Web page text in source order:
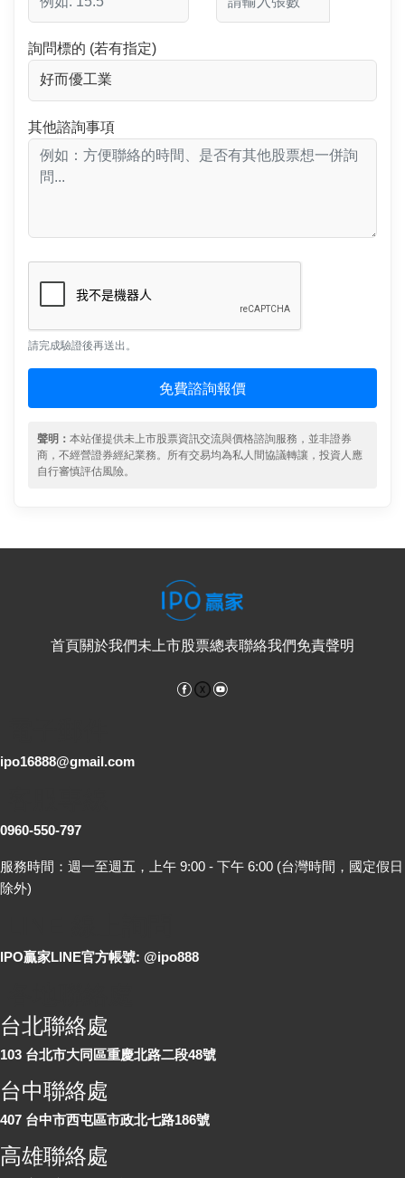
詢問標的 (若有指定)
其他諮詢事項
請完成驗證後再送出。
免費諮詢報價
聲明： 本站僅提供未上市股票資訊交流與價格諮詢服務，並非證券
商，不經營證券經紀業務。所有交易均為私人間協議轉讓，投資人應
自行審慎評估風險。
首頁關於我們未上市股票總表聯絡我們免責聲明
Facebook
ipo16888@gmail.com
0960-550-797
服務時間：週一至週五，上午 9:00 - 下午 6:00 (台灣時間，國定假日
除外)
IPO贏家LINE官方帳號: @ipo888
台北聯絡處
103 台北市大同區重慶北路二段48號
台中聯絡處
407 台中市西屯區市政北七路186號
高雄聯絡處